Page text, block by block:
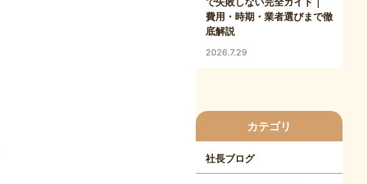
費用・時期・業者選びまで徹
底解説
2026.7.29
カテゴリ
社長ブログ